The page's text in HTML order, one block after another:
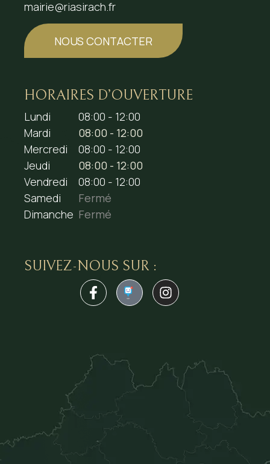
mairie@riasirach.fr
NOUS CONTACTER
HORAIRES D’OUVERTURE
Lundi
08:00 - 12:00
Mardi
08:00 - 12:00
Mercredi
08:00 - 12:00
Jeudi
08:00 - 12:00
Vendredi
08:00 - 12:00
Samedi
Fermé
Dimanche Fermé
SUIVEZ-NOUS SUR :
1